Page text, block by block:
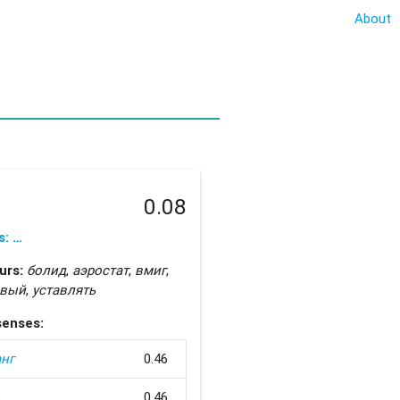
About
0.08
…
болид, аэростат, вмиг,
, уставлять
0.46